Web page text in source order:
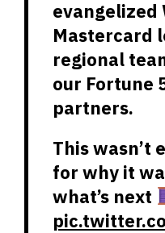
evangelized
Mastercard
regional
our Fortune
partners.
This wasn’t
for why it
what’s next